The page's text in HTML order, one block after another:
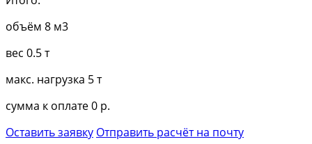
объём 8 м3
вес 0.5 т
макс. нагрузка 5 т
сумма к оплате0 р.
Оставить заявку Отправить расчёт на почту